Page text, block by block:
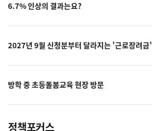
6.7% 인상의 결과는요?
2027년 9월 신청분부터 달라지는 '근로장려금'
방학 중 초등돌봄교육 현장 방문
정책포커스